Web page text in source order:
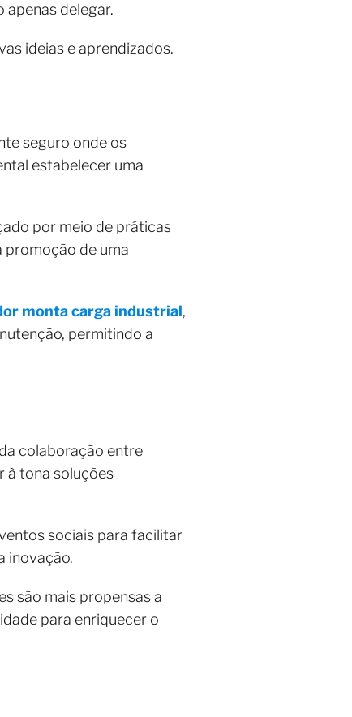
apenas delegar.
ideias e aprendizados.
seguro onde os
estabelecer uma
por meio de práticas
de uma
monta carga industrial,
permitindo a
colaboração entre
à tona soluções
sociais para facilitar
inovação.
são mais propensas a
para enriquecer o